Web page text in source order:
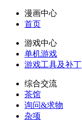
漫画中心
首页
游戏中心
单机游戏
游戏工具及补丁
综合交流
茶馆
询问&求物
杂项